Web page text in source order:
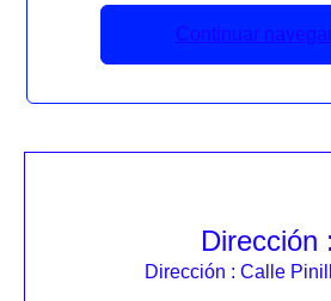
Continuar
Dirección :
Dirección : Calle